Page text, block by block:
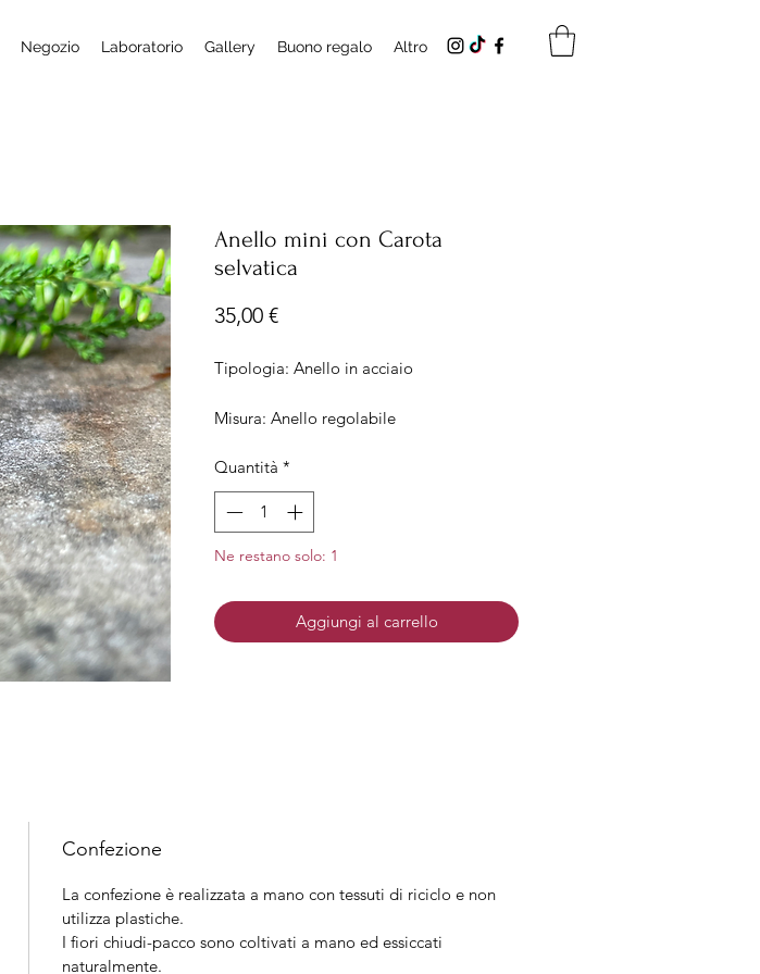
Negozio Laboratorio Gallery Buono regalo Altro
Anello mini con Carota
selvatica
35,00 €Prezzo
Tipologia: Anello in acciaio
Misura: Anello regolabile
Materiale: Acciaio anallergico e senza
nichel
Finitura: Placcato oro 18 carati
Quantità *
Ne restano solo: 1
Aggiungi al carrello
Confezione
La confezione è realizzata a mano con tessuti di riciclo e non
utilizza plastiche.
I fiori chiudi-pacco sono coltivati a mano ed essiccati
naturalmente.